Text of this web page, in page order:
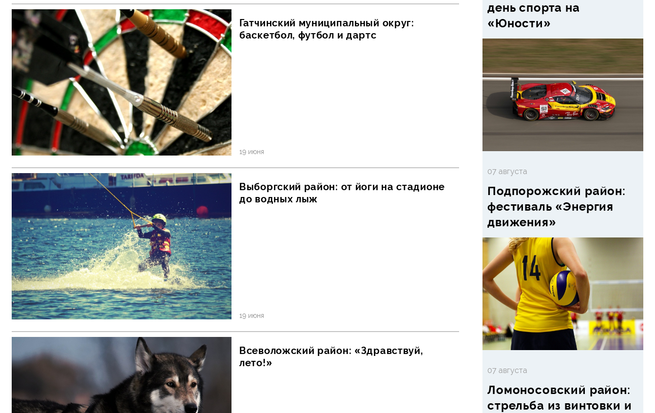
Гатчинский муниципальный округ:
баскетбол, футбол и дартс
19 июня
Выборгский район: от йоги на стадионе
до водных лыж
19 июня
Всеволожский район: «Здравствуй,
лето!»
день спорта на
«Юности»
07 августа
Подпорожский район:
фестиваль «Энергия
движения»
07 августа
Ломоносовский район:
стрельба из винтовки и